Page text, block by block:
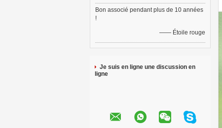
Bon associé pendant plus de 10 années
!
—— Étoile rouge
Je suis en ligne une discussion en
ligne